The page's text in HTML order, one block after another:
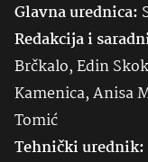
Glavna urednica:
Redakcija i
Brčkalo, Edin
Kamenica, Anisa
Tomić
Tehnički urednik: